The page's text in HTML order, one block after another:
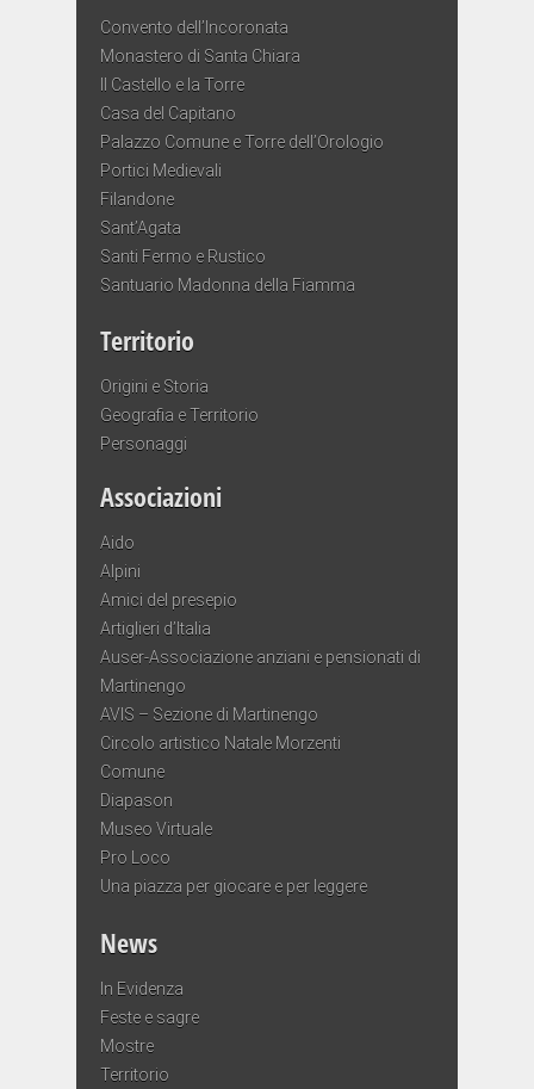
Convento dell’Incoronata
Monastero di Santa Chiara
Il Castello e la Torre
Casa del Capitano
Palazzo Comune e Torre dell’Orologio
Portici Medievali
Filandone
Sant’Agata
Santi Fermo e Rustico
Santuario Madonna della Fiamma
Territorio
Origini e Storia
Geografia e Territorio
Personaggi
Associazioni
Aido
Alpini
Amici del presepio
Artiglieri d’Italia
Auser-Associazione anziani e pensionati di
Martinengo
AVIS – Sezione di Martinengo
Circolo artistico Natale Morzenti
Comune
Diapason
Museo Virtuale
Pro Loco
Una piazza per giocare e per leggere
News
In Evidenza
Feste e sagre
Mostre
Territorio